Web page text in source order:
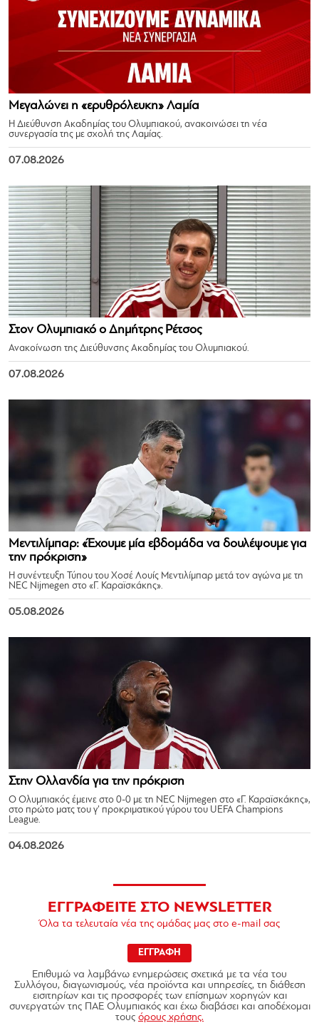
Μεγαλώνει η «ερυθρόλευκη» Λαμία
Η Διεύθυνση Ακαδημίας του Ολυμπιακού, ανακοινώσει τη νέα
συνεργασία της με σχολή της Λαμίας.
07.08.2026
Στον Ολυμπιακό ο Δημήτρης Ρέτσος
Ανακοίνωση της Διεύθυνσης Ακαδημίας του Ολυμπιακού.
07.08.2026
Μεντιλίμπαρ: «Έχουμε μία εβδομάδα να δουλέψουμε για
την πρόκριση»
Η συνέντευξη Τύπου του Χοσέ Λουίς Μεντιλίμπαρ μετά τον αγώνα με τη
NEC Nijmegen στο «Γ. Καραϊσκάκης».
05.08.2026
Στην Ολλανδία για την πρόκριση
Ο Ολυμπιακός έμεινε στο 0-0 με τη NEC Nijmegen στο «Γ. Καραϊσκάκης»,
στο πρώτο ματς του γ’ προκριματικού γύρου του UEFA Champions
League.
04.08.2026
ΕΓΓΡΑΦΕΙΤΕ ΣΤΟ NEWSLETTER
Όλα τα τελευταία νέα της ομάδας μας στο e-mail σας
ΕΓΓΡΑΦΗ
Επιθυμώ να λαμβάνω ενημερώσεις σχετικά με τα νέα του
Συλλόγου, διαγωνισμούς, νέα προϊόντα και υπηρεσίες, τη διάθεση
εισιτηρίων και τις προσφορές των επίσημων χορηγών και
συνεργατών της ΠΑΕ Ολυμπιακός και έχω διαβάσει και αποδέχομαι
τους όρους χρήσης.